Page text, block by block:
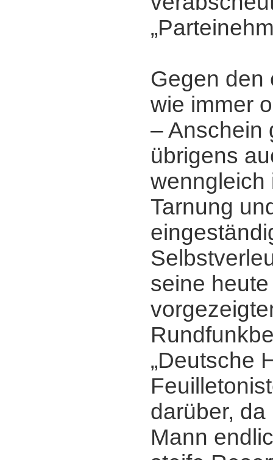
Gegen den
wie immer
‒ Anschein
übrigens
wenngleich
Tarnung
seine
„Deutsche
darüber,
Mann